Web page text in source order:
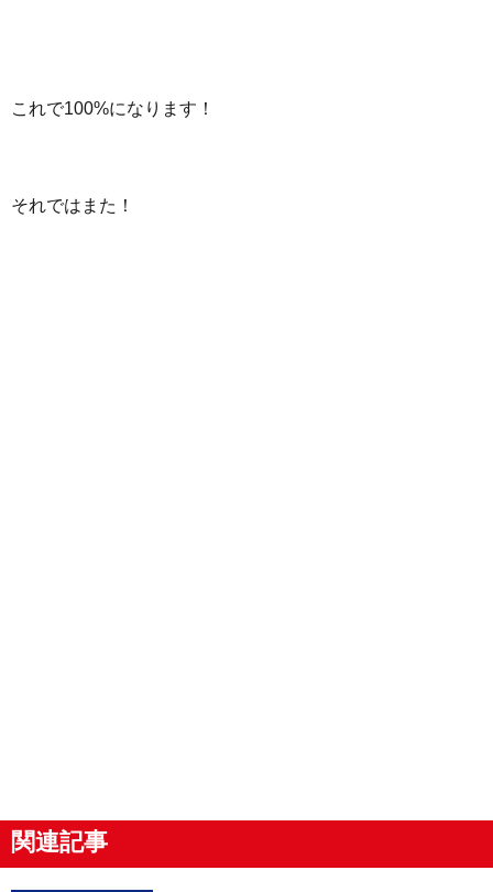
これで100%になります！
それではまた！
関連記事